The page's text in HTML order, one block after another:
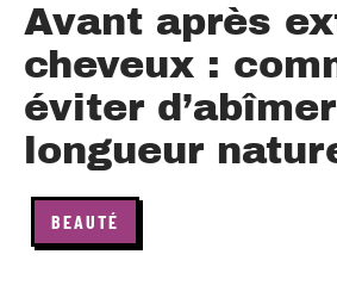
Avant après
cheveux :
éviter
longueur
BEAUTÉ